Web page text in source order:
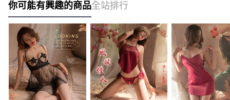
你可能有興趣的商品全站排行